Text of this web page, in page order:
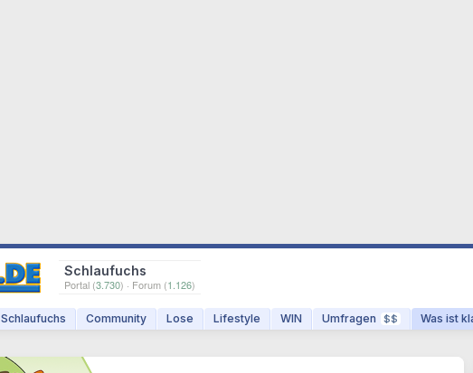
Schlaufuchs
Portal (3.730) · Forum (1.126)
Schlaufuchs Community Lose Lifestyle WIN Umfragen $$ Was ist